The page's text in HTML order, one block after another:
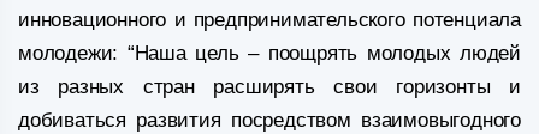
инновационного и предпринимательского потенциала
молодежи: “Наша цель – поощрять молодых людей
из разных стран расширять свои горизонты и
добиваться развития посредством взаимовыгодного